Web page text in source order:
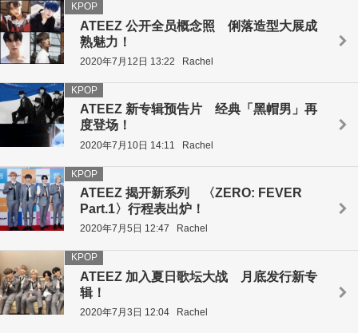
ATEEZ 公开全员概念照 俐落造型大展成
熟魅力！
KPOP
2020年7月12日 13:22 Rachel
ATEEZ 新专辑预告片 经典「黑帽男」再
度登场！
KPOP
2020年7月10日 14:11 Rachel
ATEEZ 揭开新系列 〈ZERO: FEVER
Part.1〉行程表出炉！
KPOP
2020年7月5日 12:47 Rachel
ATEEZ 加入夏日歌坛大战 月底发行新专
辑！
KPOP
2020年7月3日 12:04 Rachel